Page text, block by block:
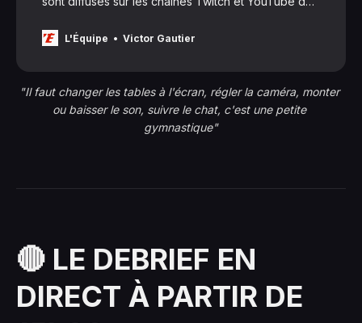
nouvelle manière de commenter le sport en direct.
L'Équipe Victor Gautier
"Il faut changer les tables à l'écran, régler la caméra, monter
ou baisser le son, suivre le chat, c'est une petite
gymnastique"
🔴 LE DEBRIEF EN
DIRECT À PARTIR DE